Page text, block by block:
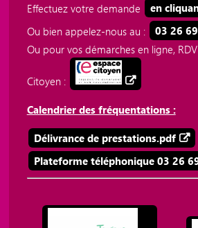
Effectuez votre demande
en
Ou bien appelez-nous au :
03 26
Ou pour vos démarches en ligne,
Citoyen :
Calendrier des fréquentations :
Délivrance de prestations.pdf
Plateforme téléphonique 03 26